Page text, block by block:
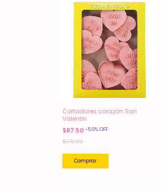
Cortadores corazón San
Valentin
$87.50 -50% OFF
$175.00